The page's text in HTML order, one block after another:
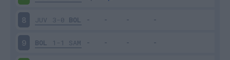
8 JUV 3-0 BOL
9 BOL 1-1 SAM